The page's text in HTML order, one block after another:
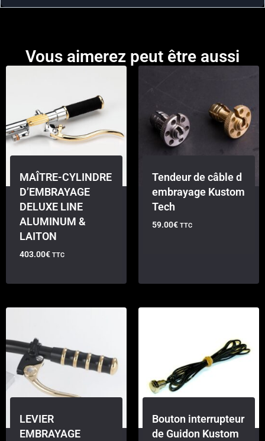
Vous aimerez peut être aussi
MAÎTRE-CYLINDRE
D’EMBRAYAGE
DELUXE LINE
ALUMINUM &
LAITON
403.00€ TTC
Tendeur de câble d
embrayage Kustom
Tech
59.00€ TTC
LEVIER
EMBRAYAGE
Bouton interrupteur
de Guidon Kustom